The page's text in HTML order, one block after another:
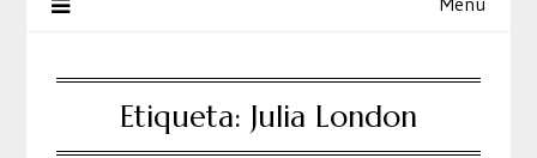
Etiqueta: Julia London